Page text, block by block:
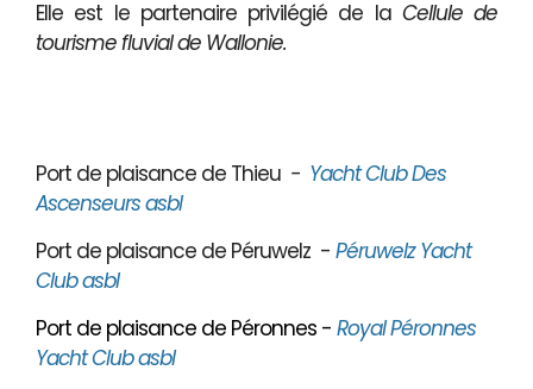
Elle est le partenaire privilégié de la Cellule de
tourisme fluvial de Wallonie.
Port de plaisance de Thieu - Yacht Club Des
Ascenseurs asbl
Port de plaisance de Péruwelz - Péruwelz Yacht
Club asbl
Port de plaisance de Péronnes - Royal Péronnes
Yacht Club asbl